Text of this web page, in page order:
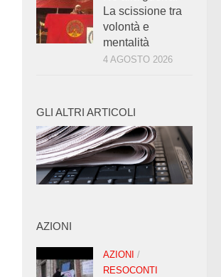
La scissione tra
volontà e
mentalità
4 AGOSTO 2026
GLI ALTRI ARTICOLI
AZIONI
AZIONI /
RESOCONTI